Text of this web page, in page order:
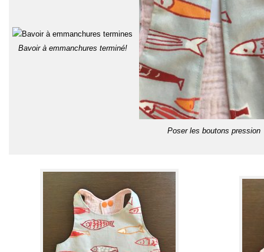
Bavoir à emmanchures terminé!
Poser les boutons pression